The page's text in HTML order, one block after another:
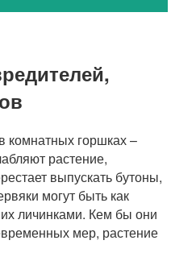
комнатных горшках –
растение,
выпускать бутоны,
могут быть как
личинками. Кем бы они
мер, растение